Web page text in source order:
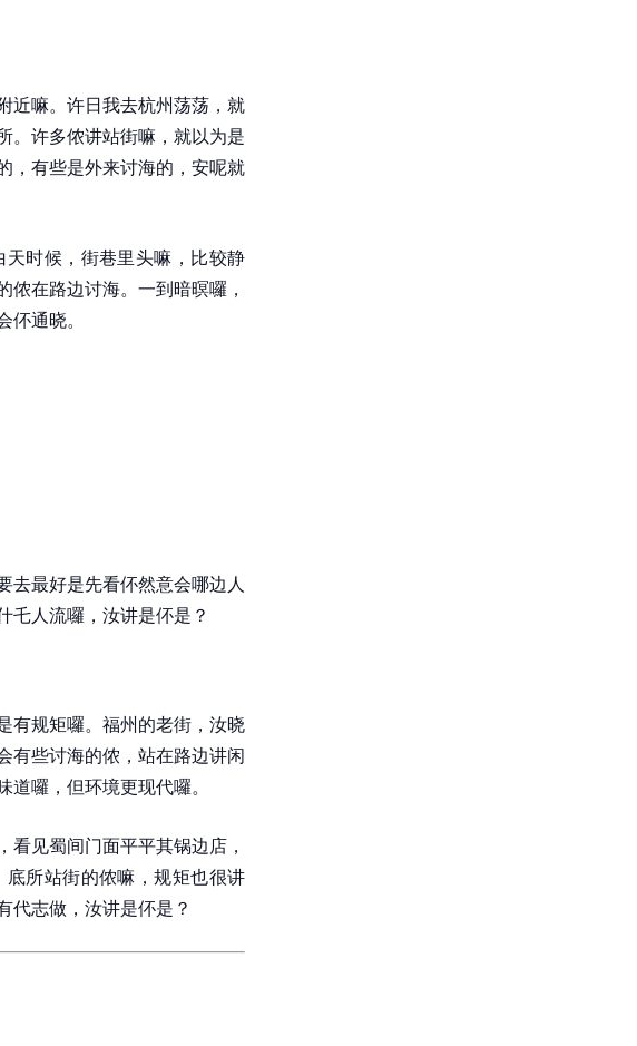
近嘛。许日我去杭州荡荡，就
。许多侬讲站街嘛，就以为是
，有些是外来讨海的，安呢就
时候，街巷里头嘛，比较静
在路边讨海。一到暗暝囉，
通晓。
去最好是先看伓然意会哪边人
乇人流囉，汝讲是伓是？
有规矩囉。福州的老街，汝晓
有些讨海的侬，站在路边讲闲
囉，但环境更现代囉。
见蜀间门面平平其锅边店，
所站街的侬嘛，规矩也很讲
代志做，汝讲是伓是？